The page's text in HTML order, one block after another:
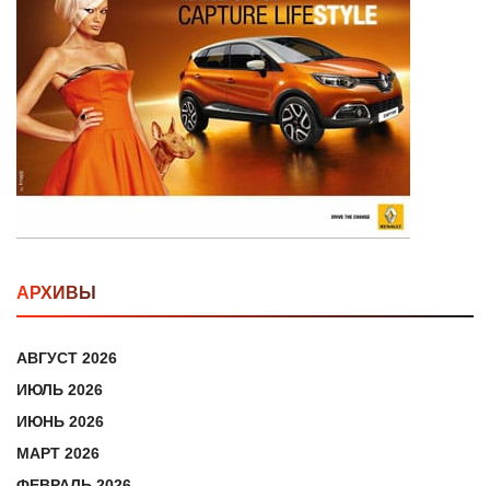
АРХИВЫ
АВГУСТ 2026
ИЮЛЬ 2026
ИЮНЬ 2026
МАРТ 2026